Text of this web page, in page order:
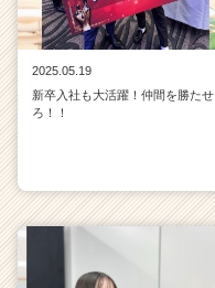
2025.05.19
新卒入社も大活躍！仲間を勝たせ
ろ！！